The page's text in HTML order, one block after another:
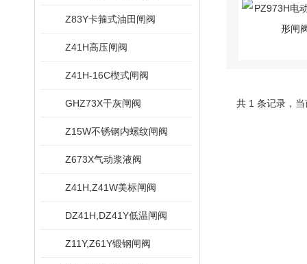
Z83Y卡箍式油田闸阀
Z41H高压闸阀
Z41H-16C楔式闸阀
GHZ73X干灰闸阀
Z15W不锈钢内螺纹闸阀
Z673X气动浆液阀
Z41H,Z41W美标闸阀
DZ41H,DZ41Y低温闸阀
Z11Y,Z61Y锻钢闸阀
共 1 条记录，